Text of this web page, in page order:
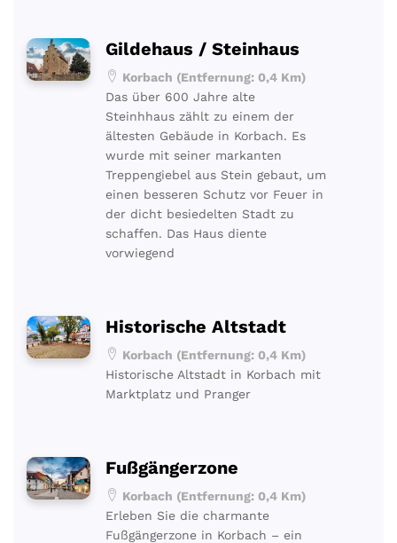
Gildehaus / Steinhaus
Korbach (Entfernung: 0,4 Km)
Das über 600 Jahre alte
Steinhhaus zählt zu einem der
ältesten Gebäude in Korbach. Es
wurde mit seiner markanten
Treppengiebel aus Stein gebaut, um
einen besseren Schutz vor Feuer in
der dicht besiedelten Stadt zu
schaffen. Das Haus diente
vorwiegend
Historische Altstadt
Korbach (Entfernung: 0,4 Km)
Historische Altstadt in Korbach mit
Marktplatz und Pranger
Fußgängerzone
Korbach (Entfernung: 0,4 Km)
Erleben Sie die charmante
Fußgängerzone in Korbach – ein